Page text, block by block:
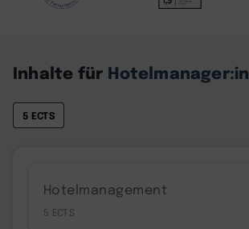
Inhalte für Hotelmanager:in
5 ECTS
Hotelmanagement
5